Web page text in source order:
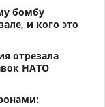
бомбу
и кого это
отрезала
НАТО